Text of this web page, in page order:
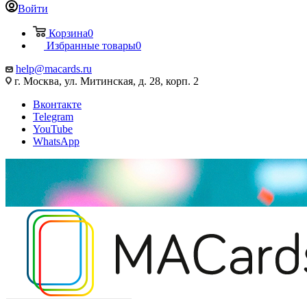
Войти
Корзина0
Избранные товары0
help@macards.ru
г. Москва, ул. Митинская, д. 28, корп. 2
Вконтакте
Telegram
YouTube
WhatsApp